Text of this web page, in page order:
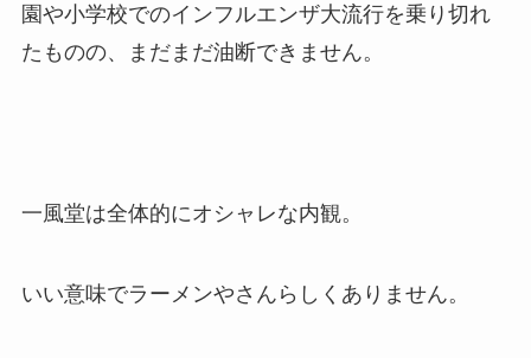
園や小学校でのインフルエンザ大流行を乗り切れ
たものの、まだまだ油断できません。
一風堂は全体的にオシャレな内観。
いい意味でラーメンやさんらしくありません。